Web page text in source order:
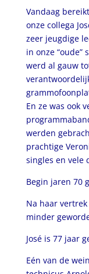
Vandaag
onze collega
zeer jeugdige
in onze “oude”
werd al gauw
En ze was ook
werden
prachtige
singles en vele
Begin jaren 70
Na haar
minder
José is 77 jaar
Eén van de